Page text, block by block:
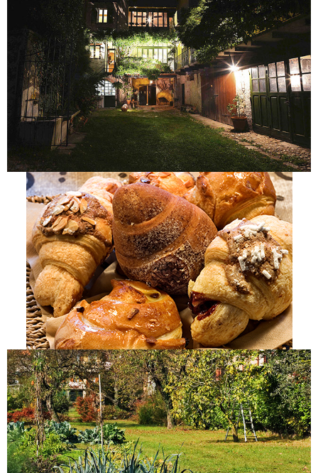
Colazione continentale
Il Giardino